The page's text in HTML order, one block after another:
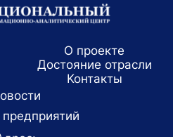
О проекте
Достояние отрасли
Koнтaкты
предприятий